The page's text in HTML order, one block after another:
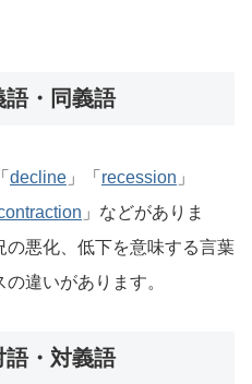
語・同義語
decline 」「 recession 」
」などがありま
悪化、低下を意味する言葉
違いがあります。
語・対義語